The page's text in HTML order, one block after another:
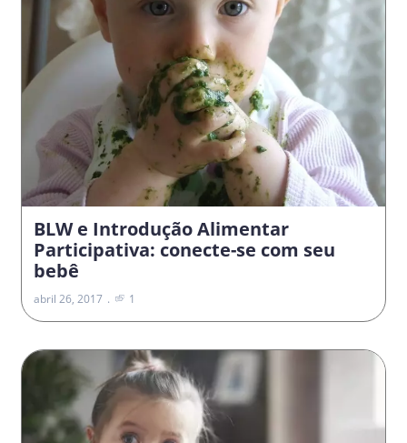
BLW e Introdução Alimentar
Participativa: conecte-se com seu
bebê
abril 26, 2017 1